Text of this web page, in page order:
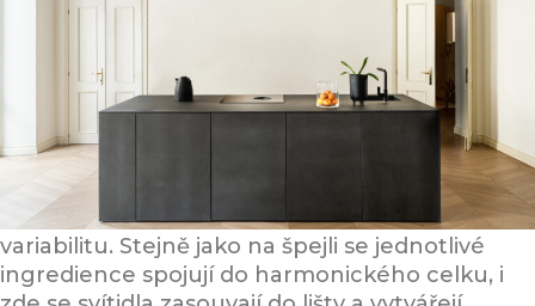
Inspirace z Řecka a filozofie designu
Název SOUVLAKI odkazuje na tradiční řecký
pokrm – špíz z grilovaného masa, ryb nebo
zeleniny, oblíbený pro svou jednoduchost i
variabilitu. Stejně jako na špejli se jednotlivé
ingredience spojují do harmonického celku, i